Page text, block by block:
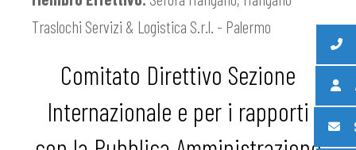
Traslochi Servizi & Logistica S.r.l. - Palermo
Comitato Direttivo Sezione
Internazionale e per i rapporti